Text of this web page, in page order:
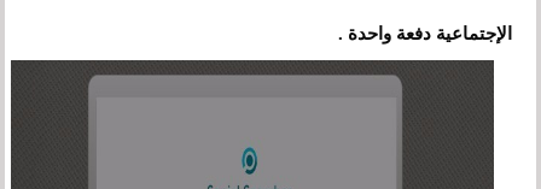
الإجتماعية دفعة واحدة .